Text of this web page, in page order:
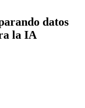
datos
la IA